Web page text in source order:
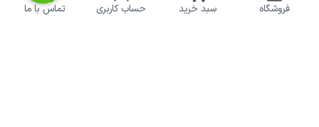
کشاورزی‌آنلاین خدمات مشتریان
فروشگاه سبد خرید حساب کاربری تماس با ما